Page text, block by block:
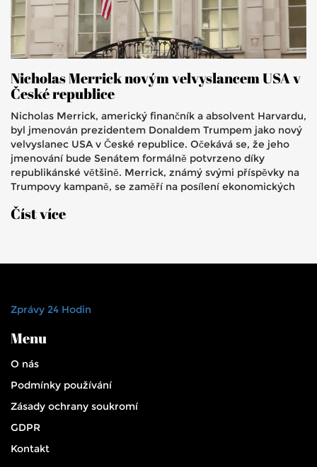
Nicholas Merrick novým velvyslancem USA v
České republice
Nicholas Merrick, americký finančník a absolvent Harvardu,
byl jmenován prezidentem Donaldem Trumpem jako nový
velvyslanec USA v České republice. Očekává se, že jeho
jmenování bude Senátem formálně potvrzeno díky
republikánské většině. Merrick, známý svými příspěvky na
Trumpovy kampaně, se zaměří na posílení ekonomických
Bijanovi Sabetovi.
Číst více
Zprávy 24 Hodin
Menu
O nás
Podmínky používání
Zásady ochrany soukromí
GDPR
Kontakt